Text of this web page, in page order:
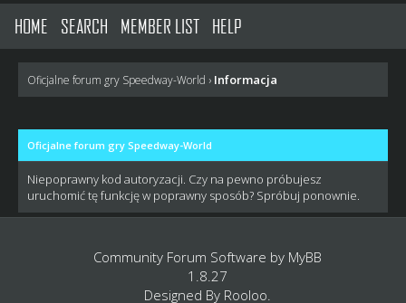
HOME SEARCH MEMBER LIST HELP
Oficjalne forum gry Speedway-World › Informacja
Oficjalne forum gry Speedway-World
Niepoprawny kod autoryzacji. Czy na pewno próbujesz
uruchomić tę funkcję w poprawny sposób? Spróbuj ponownie.
Community Forum Software by MyBB
1.8.27
Designed By Rooloo.